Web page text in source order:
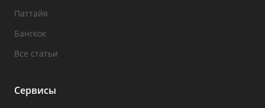
Паттайя
Бангкок
Все статьи
Сервисы